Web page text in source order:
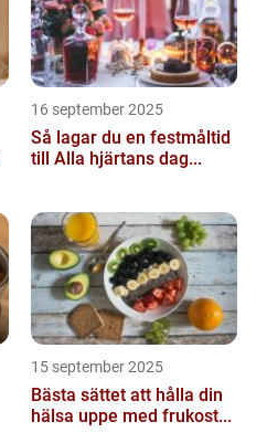
16 september 2025
Så lagar du en festmåltid
till Alla hjärtans dag...
15 september 2025
Bästa sättet att hålla din
hälsa uppe med frukost...